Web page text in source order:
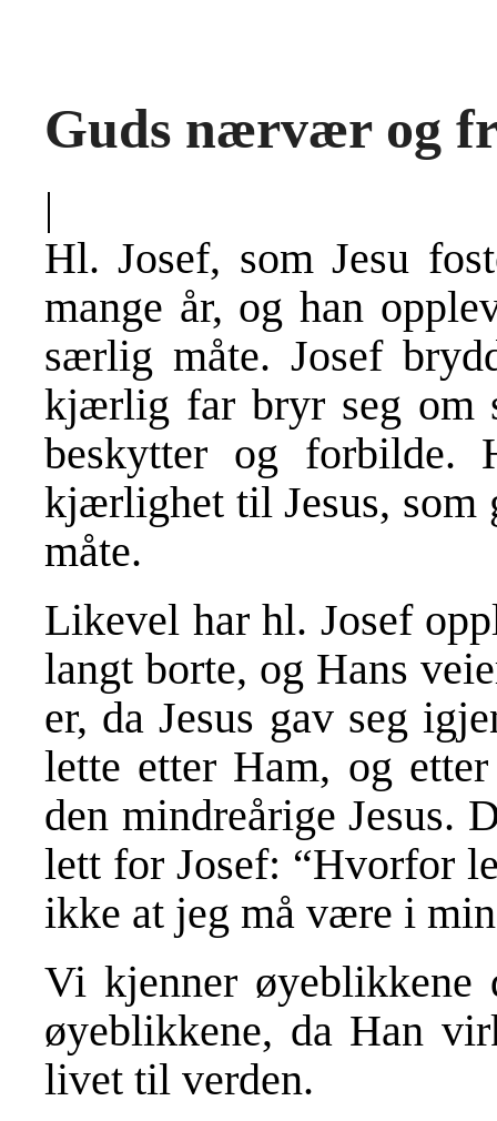
Guds nærvær og
|
Hl. Josef, som Jesu
mange år, og han
særlig måte. Josef
kjærlig far bryr seg om
beskytter og forbilde.
kjærlighet til Jesus, som
måte.
Likevel har hl. Josef
langt borte, og Hans
er, da Jesus gav seg
lette etter Ham, og
den mindreårige Jesus.
lett for Josef: “Hvorfor
ikke at jeg må være i
Vi kjenner øyeblikkene
øyeblikkene, da Han
livet til verden.